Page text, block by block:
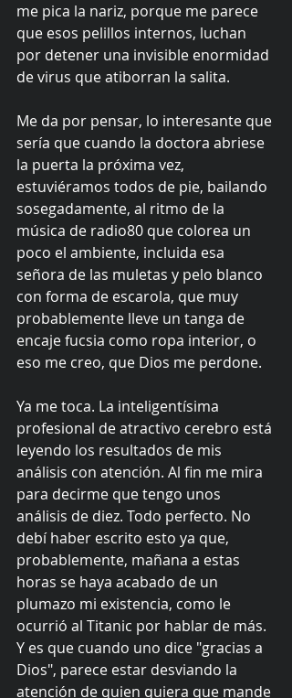
me pica la nariz, porque me parece
que esos pelillos internos, luchan
por detener una invisible enormidad
de virus que atiborran la salita.
Me da por pensar, lo interesante que
sería que cuando la doctora abriese
la puerta la próxima vez,
estuviéramos todos de pie, bailando
sosegadamente, al ritmo de la
música de radio80 que colorea un
poco el ambiente, incluida esa
señora de las muletas y pelo blanco
con forma de escarola, que muy
probablemente lleve un tanga de
encaje fucsia como ropa interior, o
eso me creo, que Dios me perdone.
Ya me toca. La inteligentísima
profesional de atractivo cerebro está
leyendo los resultados de mis
análisis con atención. Al fin me mira
para decirme que tengo unos
análisis de diez. Todo perfecto. No
debí haber escrito esto ya que,
probablemente, mañana a estas
horas se haya acabado de un
plumazo mi existencia, como le
ocurrió al Titanic por hablar de más.
Y es que cuando uno dice "gracias a
Dios", parece estar desviando la
atención de quien quiera que mande